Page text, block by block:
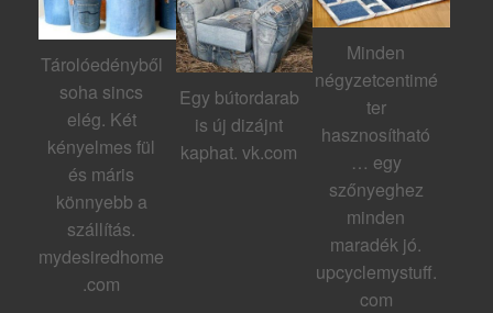
Tárolóedényből
soha sincs
elég. Két
kényelmes fül
és máris
könnyebb a
szállítás.
mydesiredhome
.com
Egy bútordarab
is új dizájnt
kaphat. vk.com
Minden
négyzetcentimé
ter
hasznosítható
… egy
szőnyeghez
minden
maradék jó.
upcyclemystuff.
com